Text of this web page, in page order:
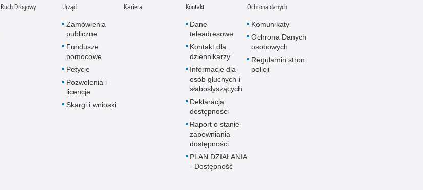
Ruch Drogowy Urząd
Zamówienia
publiczne
Fundusze
pomocowe
Petycje
Pozwolenia i
licencje
Skargi i wnioski
Kariera Kontakt
Dane
teleadresowe
Kontakt dla
dziennikarzy
Informacje dla
osób głuchych i
słabosłyszących
Deklaracja
dostępności
Raport o stanie
zapewniania
dostępności
PLAN DZIAŁANIA
- Dostępność
Ochrona danych
Komunikaty
Ochrona Danych
osobowych
Regulamin stron
policji